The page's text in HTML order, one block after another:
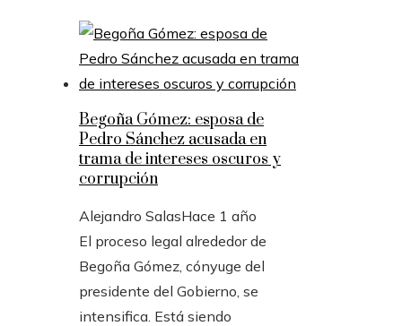
Begoña Gómez: esposa de
Pedro Sánchez acusada en
trama de intereses oscuros y
corrupción
Alejandro SalasHace 1 año
El proceso legal alrededor de
Begoña Gómez, cónyuge del
presidente del Gobierno, se
intensifica. Está siendo